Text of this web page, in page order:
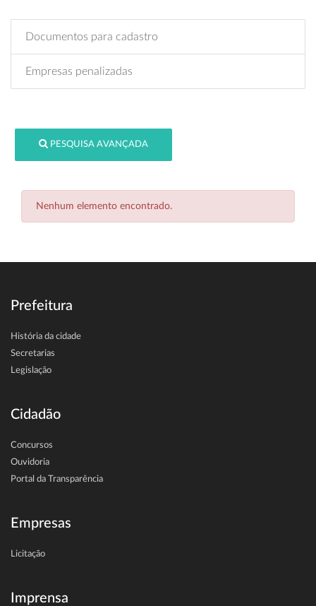
Documentos para cadastro
Empresas penalizadas
PESQUISA AVANÇADA
Nenhum elemento encontrado.
Prefeitura
História da cidade
Secretarias
Legislação
Cidadão
Concursos
Ouvidoria
Portal da Transparência
Empresas
Licitação
Imprensa